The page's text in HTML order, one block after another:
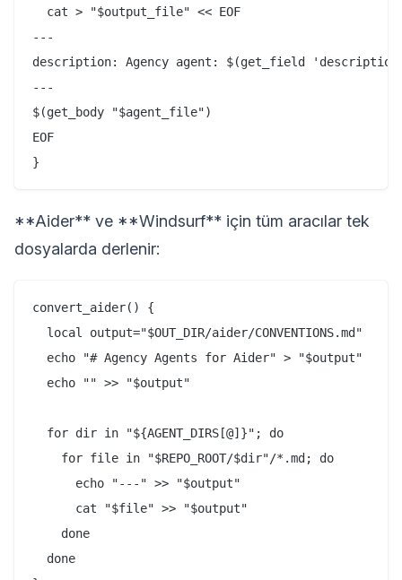
  cat > "$output_file" << EOF
---
description: Agency agent: $(get_field
---
$(get_body "$agent_file")
EOF
**Aider** ve **Windsurf** için tüm aracılar tek
dosyalarda derlenir:
convert_aider() {
  local output="$OUT_DIR/aider/CONVENTIONS.md"
  echo "# Agency Agents for Aider" > "$output"
  echo "" >> "$output"
  for dir in "${AGENT_DIRS[@]}"; do
    for file in "$REPO_ROOT/$dir"/*.md; do
      echo "---" >> "$output"
      cat "$file" >> "$output"
    done
  done